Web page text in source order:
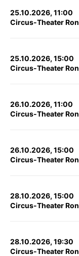
25.10.2026, 11:00
Circus-Theater
25.10.2026, 15:00
Circus-Theater
26.10.2026, 11:00
Circus-Theater
26.10.2026, 15:00
Circus-Theater
28.10.2026, 15:00
Circus-Theater
28.10.2026, 19:30
Circus-Theater